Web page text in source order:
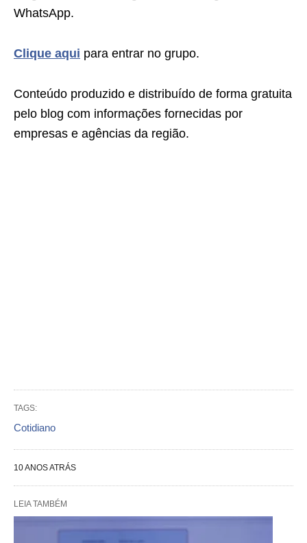
WhatsApp.
Clique aqui para entrar no grupo.
Conteúdo produzido e distribuído de forma gratuita
pelo blog com informações fornecidas por
empresas e agências da região.
TAGS:
Cotidiano
10 ANOS ATRÁS
LEIA TAMBÉM